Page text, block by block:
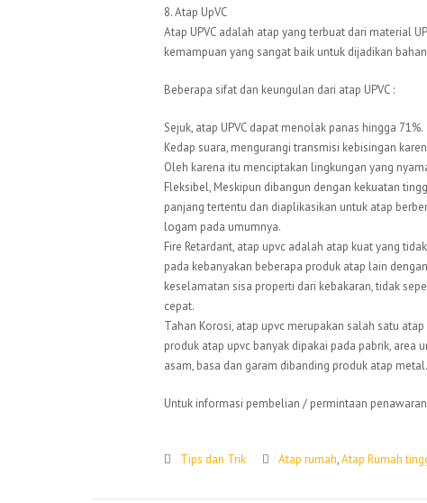
8. Atap UpVC
Atap UPVC adalah atap yang terbuat dari material
kemampuan yang sangat baik untuk dijadikan
Beberapa sifat dan keungulan dari atap UPVC :
Sejuk, atap UPVC dapat menolak panas hingga 71%.
Kedap suara, mengurangi transmisi kebisingan
Oleh karena itu menciptakan lingkungan yang
Fleksibel, Meskipun dibangun dengan kekuatan
panjang tertentu dan diaplikasikan untuk atap
logam pada umumnya.
Fire Retardant, atap upvc adalah atap kuat yang
pada kebanyakan beberapa produk atap lain
keselamatan sisa properti dari kebakaran, tidak
cepat.
Tahan Korosi, atap upvc merupakan salah satu
produk atap upvc banyak dipakai pada pabrik, area
asam, basa dan garam dibanding produk atap metal.
Untuk informasi pembelian / permintaan
Tips dan Trik Atap rumah,Atap Rumah